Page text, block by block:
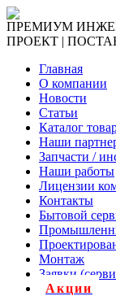
ПРЕМИУМ
ПРОЕКТ |
Главная
О компании
Новости
Статьи
Каталог
Наши
Запчасти /
Наши работы
Лицензии
Контакты
Бытовой
Монтаж
Заявки
Акции